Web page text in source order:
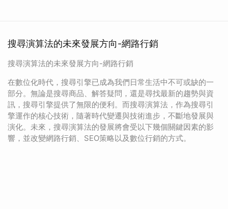
搜尋演算法的未來發展方向-網路行銷
搜尋演算法的未來發展方向-網路行銷
在數位化時代，搜尋引擎已成為我們日常生活中不可或缺的一
部分。無論是搜尋商品、解答疑問，還是尋找最新的趨勢與資
訊，搜尋引擎提供了無限的便利。而搜尋演算法，作為搜尋引
擎運作的核心技術，隨著時代變遷與技術進步，不斷地發展與
演化。未來，搜尋演算法的發展將會受以下幾個關鍵因素的影
響，並改變網路行銷、SEO策略以及數位行銷的方式。